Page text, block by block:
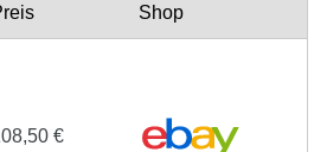
Shop
€